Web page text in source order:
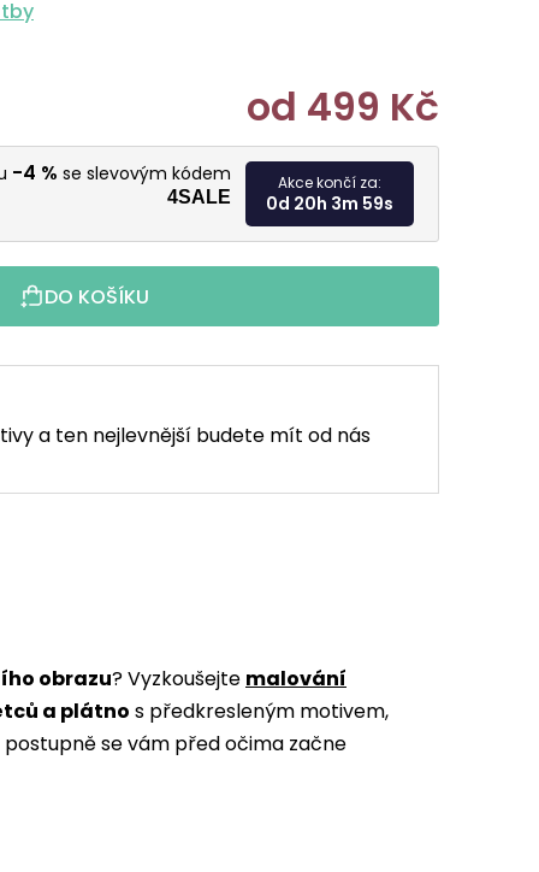
od 499 Kč
Měrná
-4 % se slevovým kódem
4SALE
Akce končí za:
0d 20h 3m 58s
DO KOŠÍKU
a ten nejlevnější budete mít od nás
obrazu? Vyzkoušejte malování
a plátno s předkresleným motivem,
se vám před očima začne